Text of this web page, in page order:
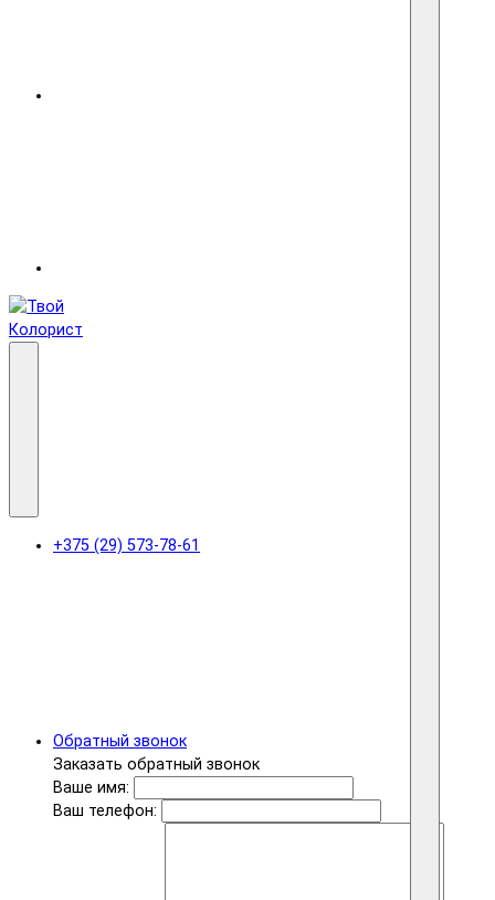
+375 (29) 573-78-61
Обратный звонок
Заказать обратный звонок
Ваше имя:
Ваш телефон: